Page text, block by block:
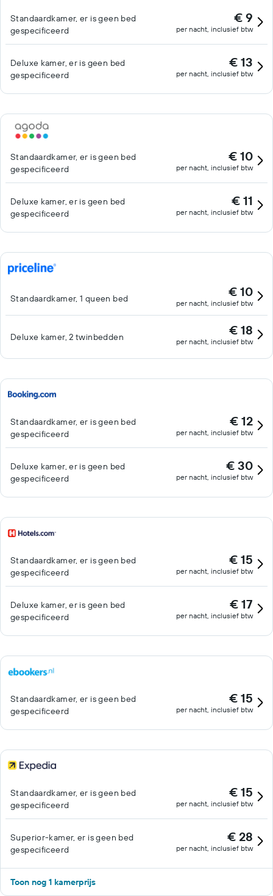
Standaardkamer, er is geen bed
gespecificeerd
€ 9
per nacht, inclusief btw
Deluxe kamer, er is geen bed
gespecificeerd
€ 13
per nacht, inclusief btw
Standaardkamer, er is geen bed
gespecificeerd
€ 10
per nacht, inclusief btw
Deluxe kamer, er is geen bed
gespecificeerd
€ 11
per nacht, inclusief btw
Standaardkamer, 1 queen bed € 10
per nacht, inclusief btw
Deluxe kamer, 2 twinbedden € 18
per nacht, inclusief btw
Standaardkamer, er is geen bed
gespecificeerd
€ 12
per nacht, inclusief btw
Deluxe kamer, er is geen bed
gespecificeerd
€ 30
per nacht, inclusief btw
Standaardkamer, er is geen bed
gespecificeerd
€ 15
per nacht, inclusief btw
Deluxe kamer, er is geen bed
gespecificeerd
€ 17
per nacht, inclusief btw
Standaardkamer, er is geen bed
gespecificeerd
€ 15
per nacht, inclusief btw
Standaardkamer, er is geen bed
gespecificeerd
€ 15
per nacht, inclusief btw
Superior-kamer, er is geen bed
gespecificeerd
€ 28
per nacht, inclusief btw
Toon nog 1 kamerprijs